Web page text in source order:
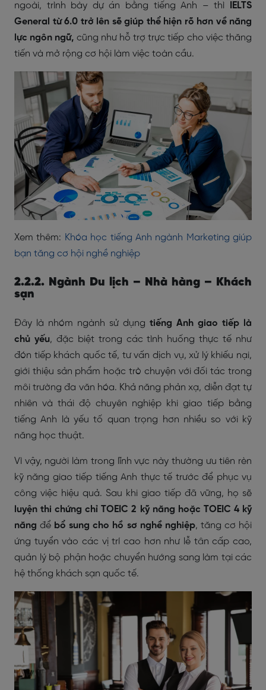
ngoài, trình bày dự án bằng tiếng Anh – thì
IELTS
General từ 6.0 trở lên sẽ giúp thể hiện rõ hơn về năng
lực ngôn ngữ, cũng như hỗ trợ trực tiếp cho việc thăng
tiến và mở rộng cơ hội làm việc toàn cầu.
Xem thêm: Khóa học tiếng Anh ngành Marketing giúp
bạn tăng cơ hội nghề nghiệp
2.2.2. Ngành Du lịch – Nhà hàng – Khách
sạn
Đây là nhóm ngành sử dụng tiếng Anh giao tiếp là
chủ yếu, đặc biệt trong các tình huống thực tế như
đón tiếp khách quốc tế, tư vấn dịch vụ, xử lý khiếu nại,
giới thiệu sản phẩm hoặc trò chuyện với đối tác trong
môi trường đa văn hóa. Khả năng phản xạ, diễn đạt tự
nhiên và thái độ chuyên nghiệp khi giao tiếp bằng
tiếng Anh là yếu tố quan trọng hơn nhiều so với kỹ
năng học thuật.
Vì vậy, người làm trong lĩnh vực này thường ưu tiên rèn
kỹ năng giao tiếp tiếng Anh thực tế trước để phục vụ
công việc hiệu quả. Sau khi giao tiếp đã vững, họ sẽ
luyện thi chứng chỉ TOEIC 2 kỹ năng hoặc TOEIC 4 kỹ
năngđể bổ sung cho hồ sơ nghề nghiệp, tăng cơ hội
ứng tuyển vào các vị trí cao hơn như lễ tân cấp cao,
quản lý bộ phận hoặc chuyển hướng sang làm tại các
hệ thống khách sạn quốc tế.